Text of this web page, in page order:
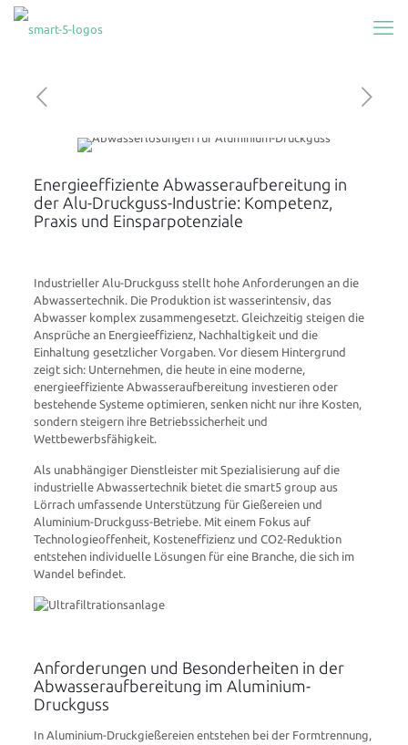
Energieeffiziente Abwasseraufbereitung in
der Alu-Druckguss-Industrie: Kompetenz,
Praxis und Einsparpotenziale
Industrieller Alu-Druckguss stellt hohe Anforderungen an die
Abwassertechnik. Die Produktion ist wasserintensiv, das
Abwasser komplex zusammengesetzt. Gleichzeitig steigen die
Ansprüche an Energieeffizienz, Nachhaltigkeit und die
Einhaltung gesetzlicher Vorgaben. Vor diesem Hintergrund
zeigt sich: Unternehmen, die heute in eine moderne,
energieeffiziente Abwasseraufbereitung investieren oder
bestehende Systeme optimieren, senken nicht nur ihre Kosten,
sondern steigern ihre Betriebssicherheit und
Wettbewerbsfähigkeit.
Als unabhängiger Dienstleister mit Spezialisierung auf die
industrielle Abwassertechnik bietet die smart5 group aus
Lörrach umfassende Unterstützung für Gießereien und
Aluminium-Druckguss-Betriebe. Mit einem Fokus auf
Technologieoffenheit, Kosteneffizienz und CO2-Reduktion
entstehen individuelle Lösungen für eine Branche, die sich im
Wandel befindet.
Anforderungen und Besonderheiten in der
Abwasseraufbereitung im Aluminium-
Druckguss
In Aluminium-Druckgießereien entstehen bei der Formtrennung,